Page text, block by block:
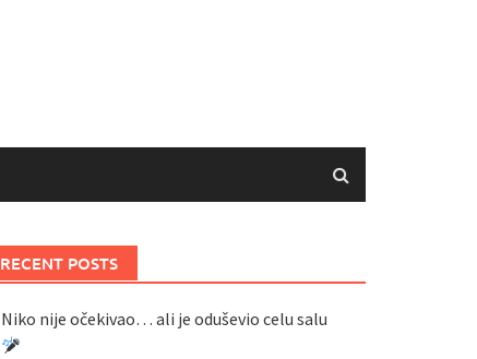
RECENT POSTS
Niko nije očekivao… ali je oduševio celu salu